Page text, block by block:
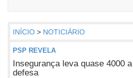
INÍCIO > NOTICIÁRIO
PSP REVELA
Insegurança leva quase 4000
defesa